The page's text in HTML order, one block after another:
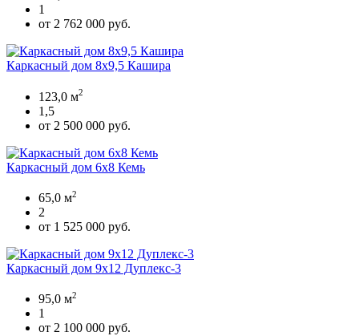
1
от 2 762 000 руб.
Каркасный дом 8х9,5 Кашира
123,0 м2
1,5
от 2 500 000 руб.
Каркасный дом 6х8 Кемь
65,0 м2
2
от 1 525 000 руб.
Каркасный дом 9х12 Дуплекс-3
95,0 м2
1
от 2 100 000 руб.